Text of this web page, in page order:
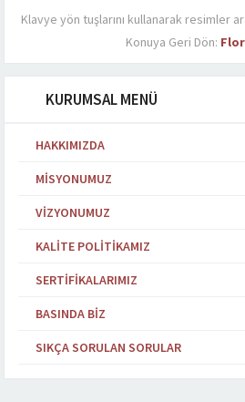
Klavye yön tuşlarını kullanarak resimler
Konuya Geri Dön:
KURUMSAL MENÜ
HAKKIMIZDA
MISYONUMUZ
VIZYONUMUZ
KALITE POLITIKAMIZ
SERTIFIKALARIMIZ
BASINDA BIZ
SIKÇA SORULAN SORULAR